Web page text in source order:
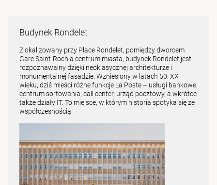
Budynek Rondelet
Zlokalizowany przy Place Rondelet, pomiędzy dworcem
Gare Saint-Roch a centrum miasta, budynek Rondelet jest
rozpoznawalny dzięki neoklasycznej architekturze i
monumentalnej fasadzie. Wzniesiony w latach 50. XX
wieku, dziś mieści różne funkcje La Poste – usługi bankowe,
centrum sortowania, call center, urząd pocztowy, a wkrótce
także działy IT. To miejsce, w którym historia spotyka się ze
współczesnością.